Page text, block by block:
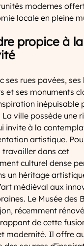
modernes
locale en pleine
propice à la
ses rues pavées, ses
et ses monuments
inépuisable
ville possède une
invite à la
artistique.
travailler dans cet
culturel dense
un héritage
médiéval aux
Le Musée des
récemment
de cette
modernité. Il offre